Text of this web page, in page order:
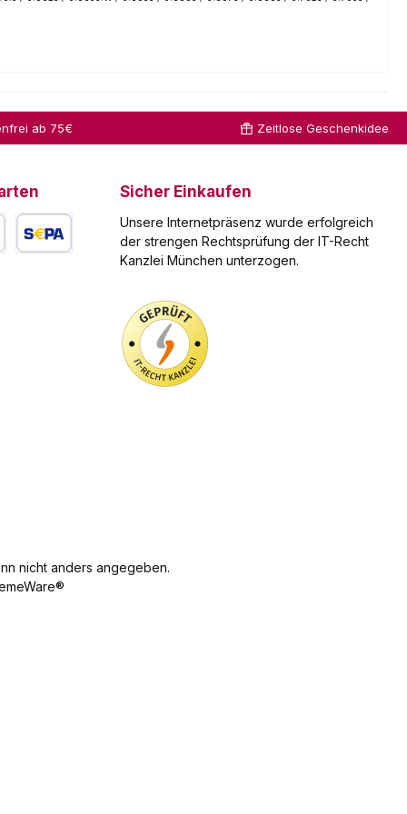
ab 75€ Zeitlose Geschenkidee
Sicher Einkaufen
Unsere Internetpräsenz wurde erfolgreich
der strengen Rechtsprüfung der IT-Recht
Kanzlei München unterzogen.
nicht anders angegeben.